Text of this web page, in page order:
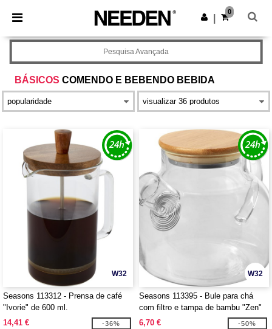
× App Needen
Melhores preços na app!
Obter app
0
BÁSICOS COMENDO E BEBENDO BEBIDA
Pesquisa Avançada
W32
Seasons 113312 - Prensa de café
"Ivorie" de 600 ml.
14,41 €
-36%
W32
Seasons 113395 - Bule para chá
com filtro e tampa de bambu "Zen"
6,70 €
-50%